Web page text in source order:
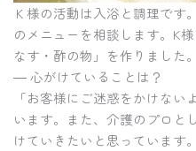
Ｋ様の活動は入浴と調理です
のメニューを相談します。K
なす・酢の物」を作りました。
― 心がけていることは？
「お客様にご迷惑をかけな
います。また、介護のプロと
けていきたいと思っています